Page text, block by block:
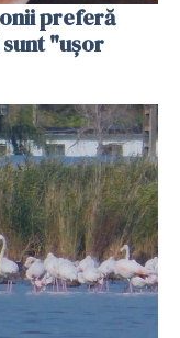
preferă
"uşor